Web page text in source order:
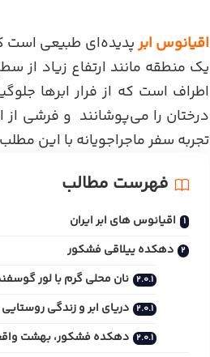
اقیانوس ابرپدیده‌ای طبیعی است
یک منطقه مانند ارتفاع زیاد از
اطراف است که از فرار ابرها
درختان را می‌پوشانند و فرشی از
تجربه سفر ماجراجویانه با این
فهرست مطالب
اقیانوس های ابر ایران
دهکده ییلاقی فشکور
نان محلی گرم با لور
دریای ابر و زندگی روستایی
دهکده فشکور، بهشت